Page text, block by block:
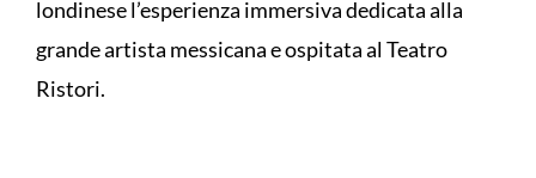
londinese l’esperienza immersiva dedicata alla
grande artista messicana e ospitata al Teatro
Ristori.